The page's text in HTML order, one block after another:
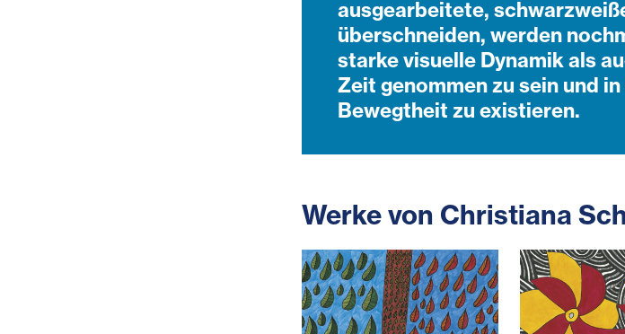
ausgearbeitete,
überschneiden, werden
starke visuelle Dynamik als
Zeit genommen zu sein und
Bewegtheit zu existieren.
Werke von Christiana